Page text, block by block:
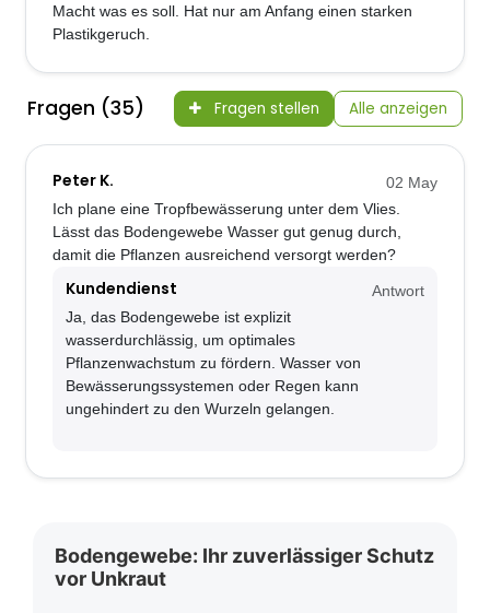
Macht was es soll. Hat nur am Anfang einen starken
Plastikgeruch.
Fragen (35) Fragen stellen Alle anzeigen
Peter K.
02 May
Ich plane eine Tropfbewässerung unter dem Vlies.
Lässt das Bodengewebe Wasser gut genug durch,
damit die Pflanzen ausreichend versorgt werden?
Kundendienst
Antwort
Ja, das Bodengewebe ist explizit
wasserdurchlässig, um optimales
Pflanzenwachstum zu fördern. Wasser von
Bewässerungssystemen oder Regen kann
ungehindert zu den Wurzeln gelangen.
Bodengewebe: Ihr zuverlässiger Schutz
vor Unkraut